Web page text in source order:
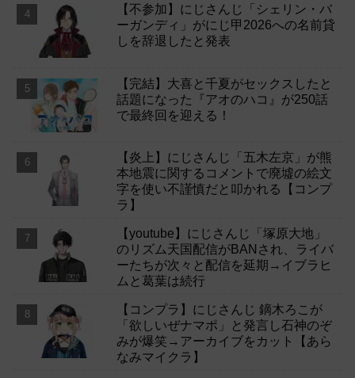
【不参加】にじさんじ「シェリン・バ
ーガンディ」がにじ甲2026への名前貸
しを辞退したと発表
【完結】大喜と千夏がセックスしたと
話題になった『アオのハコ』が250話
で最終回を迎える！
【炎上】にじさんじ「五木左京」が熊
本地震に関するコメントで廃墟の絵文
字を使い不謹慎だと叩かれる【コンプ
ラ】
【youtube】にじさんじ「塚原大地」
のリズム天国配信がBANされ、ライバ
ーたちが次々と配信を延期→イブラヒ
ムと葛葉は続行
【コンプラ】にじさんじ 鏑木ろこが
「欲しいぜナマポ」と発言し石神のぞ
みが爆笑→アーカイブをカット【あら
なみマイクラ】